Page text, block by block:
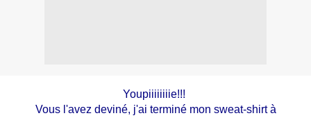
Youpiiiiiiiie!!!
Vous l'avez deviné, j'ai terminé mon sweat-shirt à